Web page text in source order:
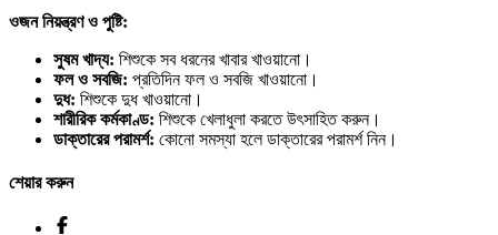
ওজননিয়ন্ত্রণও পুষ্টি:
সুষমখাদ্য: শিশুকে সব ধরনের খাবার খাওয়ানো।
ফলও সবজি: প্রতিদিন ফল ও সবজি খাওয়ানো।
দুধ: শিশুকে দুধ খাওয়ানো।
শারীরিককর্মকাণ্ড: শিশুকে খেলাধুলা করতে উৎসাহিত করুন।
ডাক্তারেরপরামর্শ: কোনো সমস্যা হলে ডাক্তারের পরামর্শ নিন।
শেয়ার করুন